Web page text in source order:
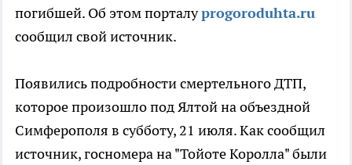
погибшей. Об этом порталуprogoroduhta.ru
сообщил свой источник.
Появились подробности смертельного ДТП,
которое произошло под Ялтой на объездной
Симферополя в субботу, 21 июля. Как сообщил
источник, госномера на "Тойоте Королла" были